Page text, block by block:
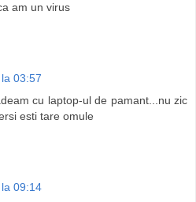
am un virus
03:57
cu laptop-ul de pamant...nu zic
esti tare omule
09:14